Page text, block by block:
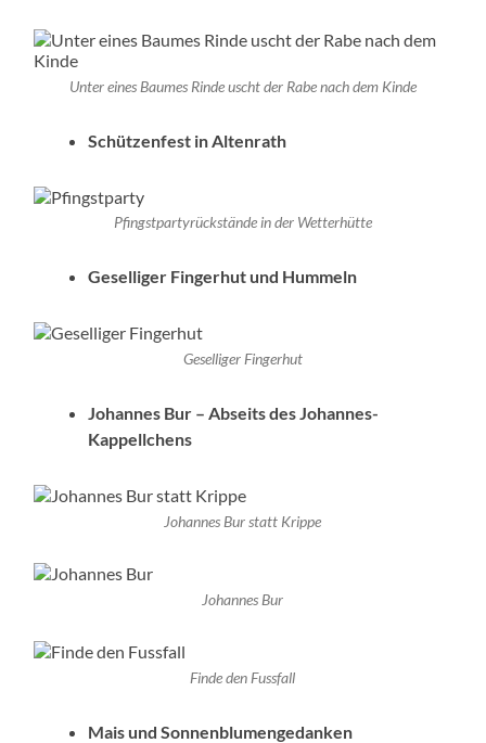
Unter eines Baumes Rinde uscht der Rabe nach dem Kinde
Schützenfest in Altenrath
Pfingstpartyrückstände in der Wetterhütte
Geselliger Fingerhut und Hummeln
Geselliger Fingerhut
Johannes Bur – Abseits des Johannes-
Kappellchens
Johannes Bur statt Krippe
Johannes Bur
Finde den Fussfall
Mais und Sonnenblumengedanken